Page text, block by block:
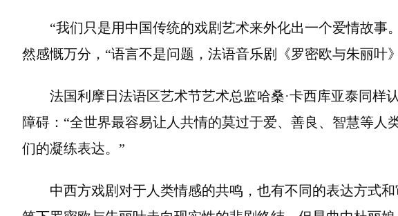
“我们只是用中国传统的戏剧艺术来外化出一个爱情故事
然感慨万分，“语言不是问题，法语音乐剧《罗密欧与朱丽叶
法国利摩日法语区艺术节艺术总监哈桑·卡西库亚泰同样
障碍：“全世界最容易让人共情的莫过于爱、善良、智慧等人
们的凝练表达。”
中西方戏剧对于人类情感的共鸣，也有不同的表达方式